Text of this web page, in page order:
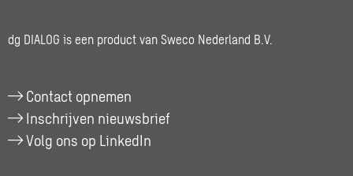
dg DIALOG is een product van Sweco Nederland B.V.
Contact opnemen
Inschrijven nieuwsbrief
Volg ons op LinkedIn